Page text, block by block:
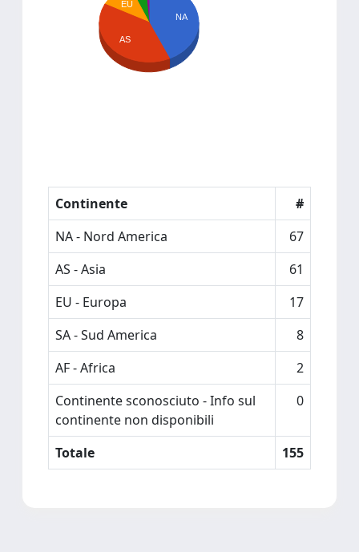
NA
EU
AS
Continente
#
NA - Nord America
67
AS - Asia
61
EU - Europa
17
SA - Sud America
8
AF - Africa
2
Continente sconosciuto - Info sul
continente non disponibili
0
Totale 155